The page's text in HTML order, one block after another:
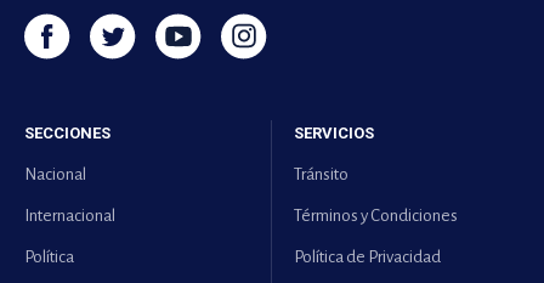
SECCIONES
Nacional
Internacional
Política
SERVICIOS
Tránsito
Términos y Condiciones
Política de Privacidad